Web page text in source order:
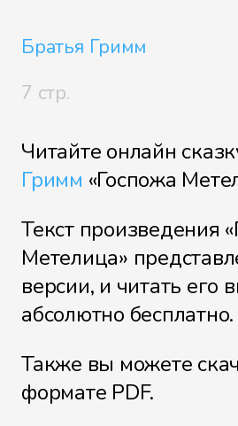
Братья Гримм
7 стр.
Читайте онлайн
Гримм «Госпожа
Текст произведения
Метелица»
версии, и читать его
абсолютно бесплатно.
Также вы можете
формате PDF.